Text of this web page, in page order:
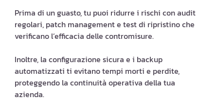
Prima di un guasto, tu puoi ridurre i rischi con audit
regolari, patch management e test di ripristino che
verificano l’efficacia delle contromisure.
Inoltre, la configurazione sicura e i backup
automatizzati ti evitano tempi morti e perdite,
proteggendo la continuità operativa della tua
azienda.